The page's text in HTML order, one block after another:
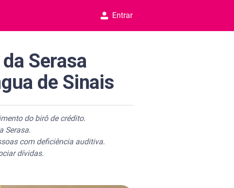
Entrar
Serasa
de Sinais
do birô de crédito.
Serasa.
com deficiência auditiva.
dívidas.